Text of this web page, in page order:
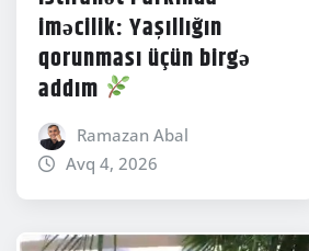
iməcilik: Yaşıllığın
qorunması üçün birgə
addım
Ramazan Abal
Avq 4, 2026